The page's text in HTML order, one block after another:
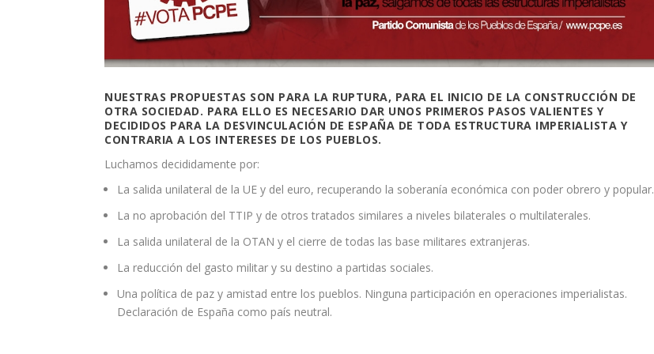
NUESTRAS PROPUESTAS SON PARA LA RUPTURA, PARA EL INICIO DE LA CONSTRUCCIÓN DE
OTRA SOCIEDAD. PARA ELLO ES NECESARIO DAR UNOS PRIMEROS PASOS VALIENTES Y
DECIDIDOS PARA LA DESVINCULACIÓN DE ESPAÑA DE TODA ESTRUCTURA IMPERIALISTA Y
CONTRARIA A LOS INTERESES DE LOS PUEBLOS.
Luchamos decididamente por:
La salida unilateral de la UE y del euro, recuperando la soberanía económica con poder obrero y popular.
La no aprobación del TTIP y de otros tratados similares a niveles bilaterales o multilaterales.
La salida unilateral de la OTAN y el cierre de todas las base militares extranjeras.
La reducción del gasto militar y su destino a partidas sociales.
Una política de paz y amistad entre los pueblos. Ninguna participación en operaciones imperialistas.
Declaración de España como país neutral.